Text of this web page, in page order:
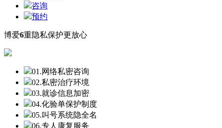
咨询
预约
博爱6重隐私保护更放心
01.网络私密咨询
02.私密治疗环境
03.就诊信息加密
04.化验单保护制度
05.叫号系统隐全名
06.专人康复服务